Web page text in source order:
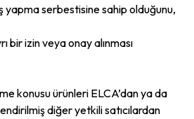
yapma serbestisine sahip olduğunu,
bir izin veya onay alınması
konusu ürünleri ELCA’dan ya da
diğer yetkili satıcılardan